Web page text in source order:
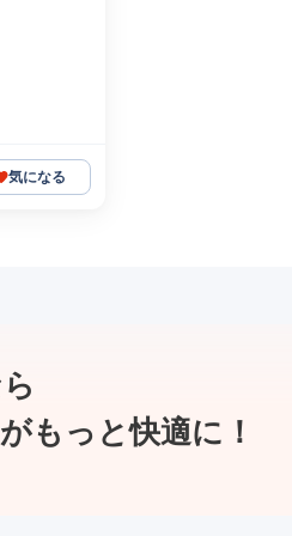
気になる
もっと快適に！